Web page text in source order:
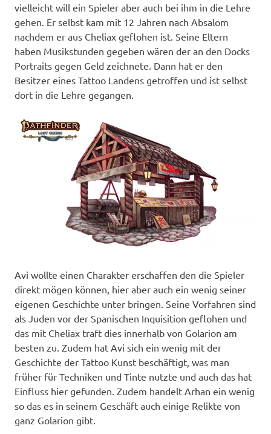
vielleicht will ein Spieler aber auch bei ihm in die Lehre
gehen. Er selbst kam mit 12 Jahren nach Absalom
nachdem er aus Cheliax geflohen ist. Seine Eltern
haben Musikstunden gegeben wären der an den Docks
Portraits gegen Geld zeichnete. Dann hat er den
Besitzer eines Tattoo Landens getroffen und ist selbst
dort in die Lehre gegangen.
Avi wollte einen Charakter erschaffen den die Spieler
direkt mögen können, hier aber auch ein wenig seiner
eigenen Geschichte unter bringen. Seine Vorfahren sind
als Juden vor der Spanischen Inquisition geflohen und
das mit Cheliax traft dies innerhalb von Golarion am
besten zu. Zudem hat Avi sich ein wenig mit der
Geschichte der Tattoo Kunst beschäftigt, was man
früher für Techniken und Tinte nutzte und auch das hat
Einfluss hier gefunden. Zudem handelt Arhan ein wenig
so das es in seinem Geschäft auch einige Relikte von
ganz Golarion gibt.